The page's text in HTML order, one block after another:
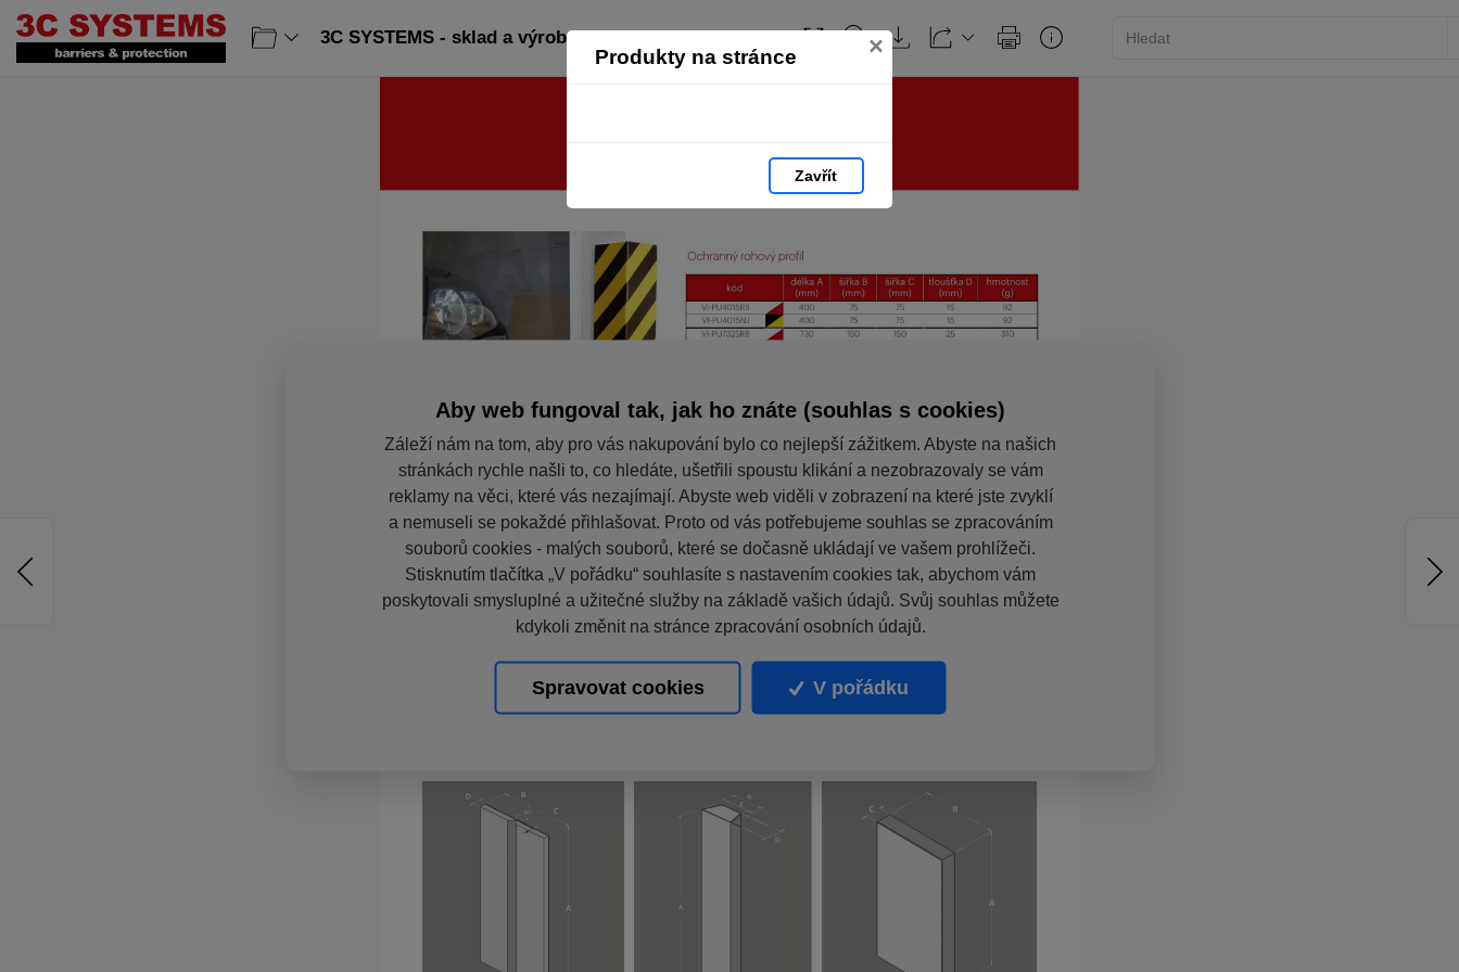
Produkty na stránce ×
Zavřít
3C SYSTEMS - sklad a výroba: strana 45
Aby web fungoval tak, jak ho znáte (souhlas s cookies)
Záleží nám na tom, aby pro vás nakupování bylo co nejlepší zážitkem. Abyste na našich
stránkách rychle našli to, co hledáte, ušetřili spoustu klikání a nezobrazovaly se vám
reklamy na věci, které vás nezajímají. Abyste web viděli v zobrazení na které jste zvyklí
a nemuseli se pokaždé přihlašovat. Proto od vás potřebujeme souhlas se zpracováním
souborů cookies - malých souborů, které se dočasně ukládají ve vašem prohlížeči.
Stisknutím tlačítka „V pořádku“ souhlasíte s nastavením cookies tak, abychom vám
poskytovali smysluplné a užitečné služby na základě vašich údajů. Svůj souhlas můžete
kdykoli změnit na stránce zpracování osobních údajů.
Spravovat cookies V pořádku